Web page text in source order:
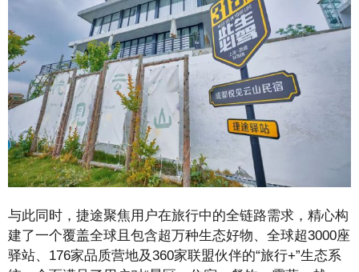
与此同时，捷途聚焦用户在旅行中的全链路需求，精心构
建了一个覆盖全球且包含超万种生态好物、全球超3000座
驿站、176家品质营地及360家联盟伙伴的“旅行+”生态系